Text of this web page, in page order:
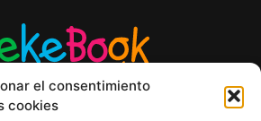
el consentimiento
cookies